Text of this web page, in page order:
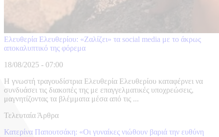
Ελευθερία Ελευθερίου: «Ζαλίζει» τα social media με το άκρως
αποκαλυπτικό της φόρεμα
18/08/2025 - 07:00
Η γνωστή τραγουδίστρια Ελευθερία Ελευθερίου καταφέρνει να
συνδυάσει τις διακοπές της με επαγγελματικές υποχρεώσεις,
μαγνητίζοντας τα βλέμματα μέσα από τις ...
Τελευταία Άρθρα
Κατερίνα Παπουτσάκη: «Οι γυναίκες νιώθουν βαριά την ευθύνη